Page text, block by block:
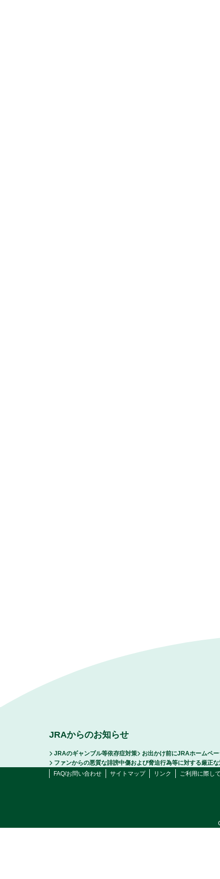
JRAからのお知らせ
JRAのギャンブル等依存症対策
お出かけ前にJRAホームペ
ファンからの悪質な誹謗中傷および脅迫行為等に対する厳正
FAQ/お問い合わせ
サイトマップ リンク ご利用に際し